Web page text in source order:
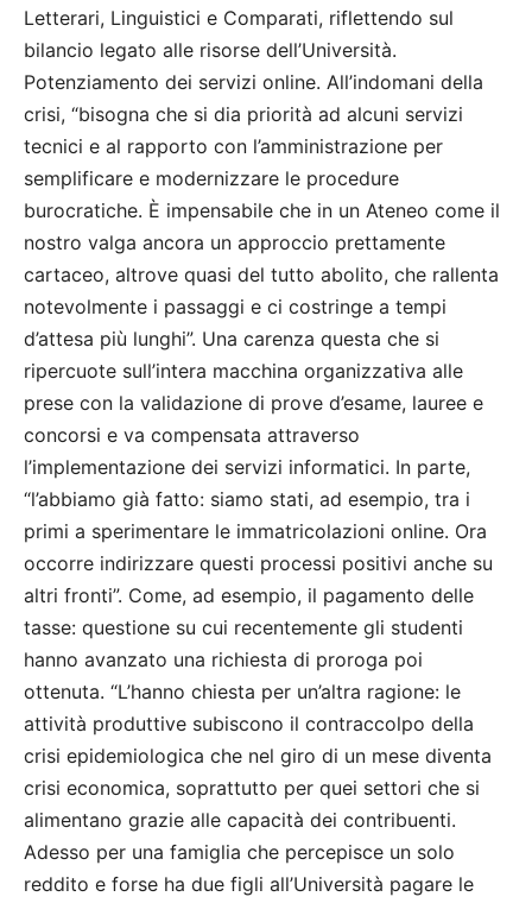
Letterari, Linguistici e Comparati, riflettendo sul
bilancio legato alle risorse dell’Università.
Potenziamento dei servizi online. All’indomani della
crisi, “bisogna che si dia priorità ad alcuni servizi
tecnici e al rapporto con l’amministrazione per
semplificare e modernizzare le procedure
burocratiche. È impensabile che in un Ateneo come il
nostro valga ancora un approccio prettamente
cartaceo, altrove quasi del tutto abolito, che rallenta
notevolmente i passaggi e ci costringe a tempi
d’attesa più lunghi”. Una carenza questa che si
ripercuote sull’intera macchina organizzativa alle
prese con la validazione di prove d’esame, lauree e
concorsi e va compensata attraverso
l’implementazione dei servizi informatici. In parte,
“l’abbiamo già fatto: siamo stati, ad esempio, tra i
primi a sperimentare le immatricolazioni online. Ora
occorre indirizzare questi processi positivi anche su
altri fronti”. Come, ad esempio, il pagamento delle
tasse: questione su cui recentemente gli studenti
hanno avanzato una richiesta di proroga poi
ottenuta. “L’hanno chiesta per un’altra ragione: le
attività produttive subiscono il contraccolpo della
crisi epidemiologica che nel giro di un mese diventa
crisi economica, soprattutto per quei settori che si
alimentano grazie alle capacità dei contribuenti.
Adesso per una famiglia che percepisce un solo
reddito e forse ha due figli all’Università pagare le